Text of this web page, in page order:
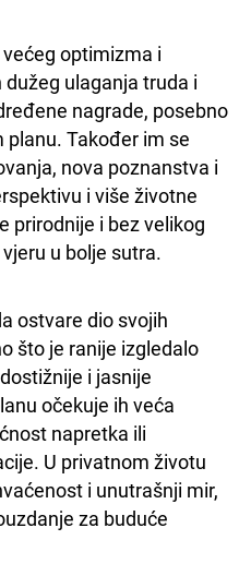
optimizma i
ulaganja truda i
nagrade, posebno
Također im se
nova poznanstva i
i više životne
prirodnije i bez velikog
u bolje sutra.
ostvare dio svojih
što je ranije izgledalo
i jasnije
očekuje ih veća
napretka ili
U privatnom životu
i unutrašnji mir,
za buduće